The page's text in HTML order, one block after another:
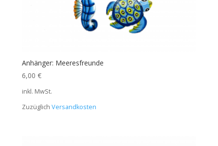
Anhänger: Meeresfreunde
6,00 €
inkl. MwSt.
Zuzüglich Versandkosten